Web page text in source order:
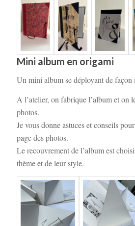
Mini album en origami
Un mini album se déployant de façon
A l’atelier, on fabrique l’album et on
photos.
Je vous donne astuces et conseils
page des photos.
Le recouvrement de l’album est
thème et de leur style.